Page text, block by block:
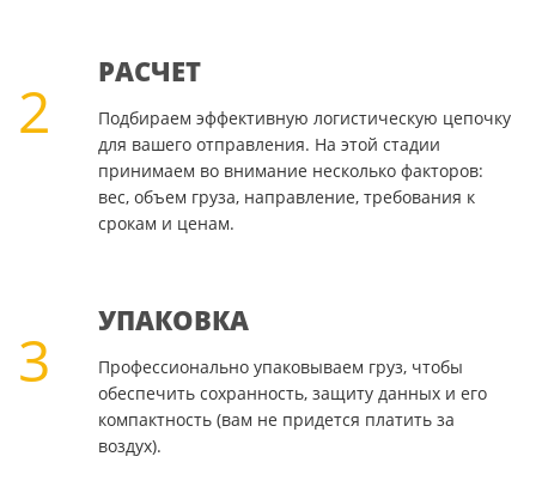
2
РАСЧЕТ
Подбираем эффективную логистическую цепочку
для вашего отправления. На этой стадии
принимаем во внимание несколько факторов:
вес, объем груза, направление, требования к
срокам и ценам.
3
УПАКОВКА
Профессионально упаковываем груз, чтобы
обеспечить сохранность, защиту данных и его
компактность (вам не придется платить за
воздух).